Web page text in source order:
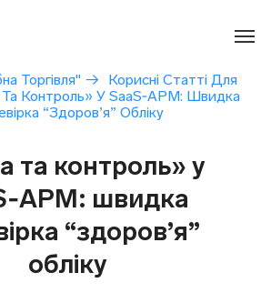
Торгівля" →
Корисні Статті Для
Та Контроль» У SaaS‑АРМ: Швидка
“здоров’я” Обліку
та контроль» у
швидка
“здоров’я”
обліку